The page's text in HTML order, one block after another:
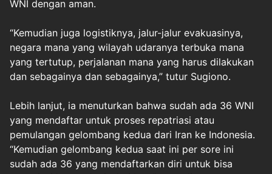
WNI dengan aman.
“Kemudian juga logistiknya, jalur-jalur evakuasinya,
negara mana yang wilayah udaranya terbuka mana
yang tertutup, perjalanan mana yang harus dilakukan
dan sebagainya dan sebagainya,” tutur Sugiono.
Lebih lanjut, ia menuturkan bahwa sudah ada 36 WNI
yang mendaftar untuk proses repatriasi atau
pemulangan gelombang kedua dari Iran ke Indonesia.
“Kemudian gelombang kedua saat ini per sore ini
sudah ada 36 yang mendaftarkan diri untuk bisa